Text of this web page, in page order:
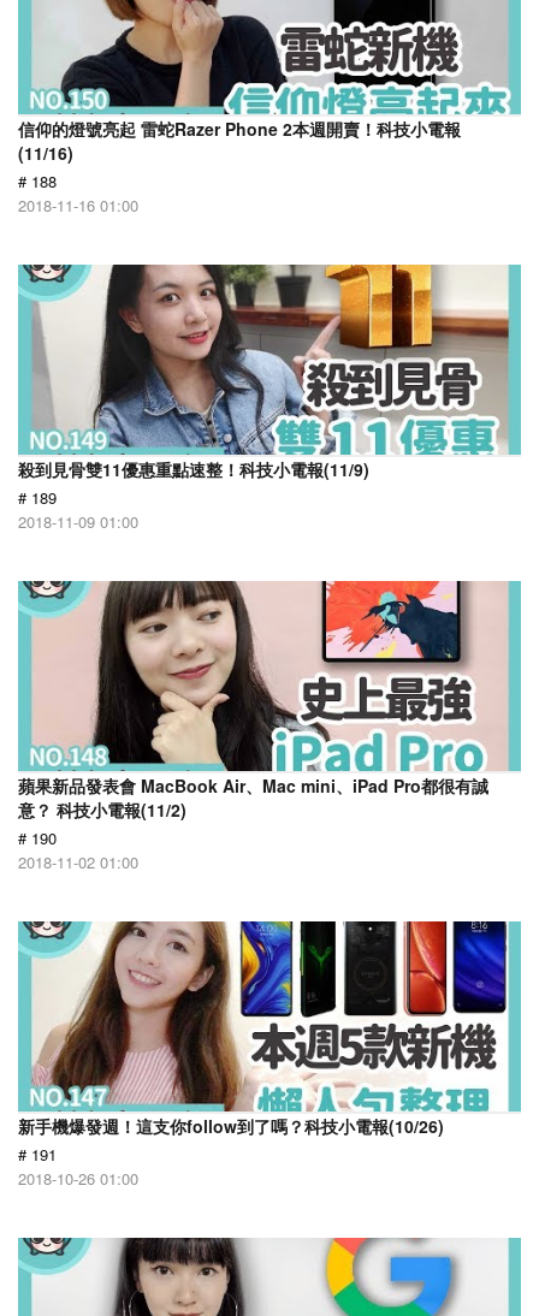
信仰的燈號亮起 雷蛇Razer Phone 2本週開賣！科技小電報
(11/16)
# 188
2018-11-16 01:00
殺到見骨雙11優惠重點速整！科技小電報(11/9)
# 189
2018-11-09 01:00
蘋果新品發表會 MacBook Air、Mac mini、iPad Pro都很有誠
意？ 科技小電報(11/2)
# 190
2018-11-02 01:00
新手機爆發週！這支你follow到了嗎？科技小電報(10/26)
# 191
2018-10-26 01:00